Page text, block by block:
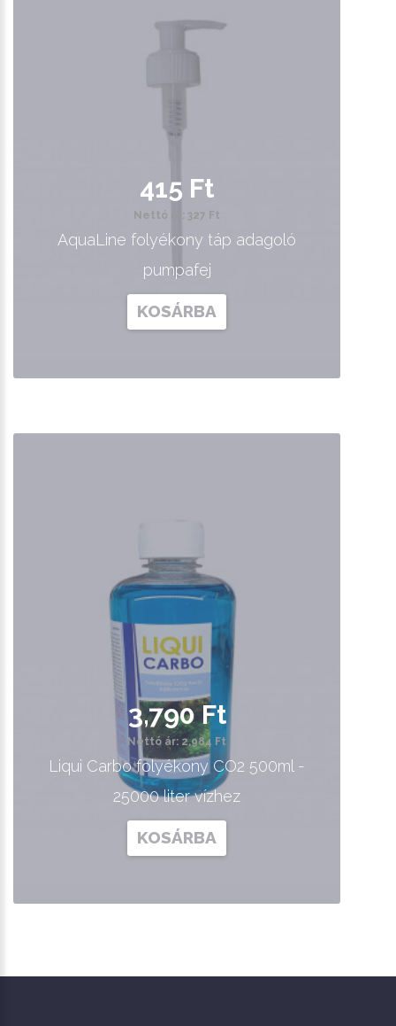
415 Ft
Nettó ár: 327 Ft
AquaLine folyékony táp adagoló
pumpafej
KOSÁRBA
3,790 Ft
Nettó ár: 2,984 Ft
Liqui Carbo folyékony CO2 500ml -
25000 liter vízhez
KOSÁRBA